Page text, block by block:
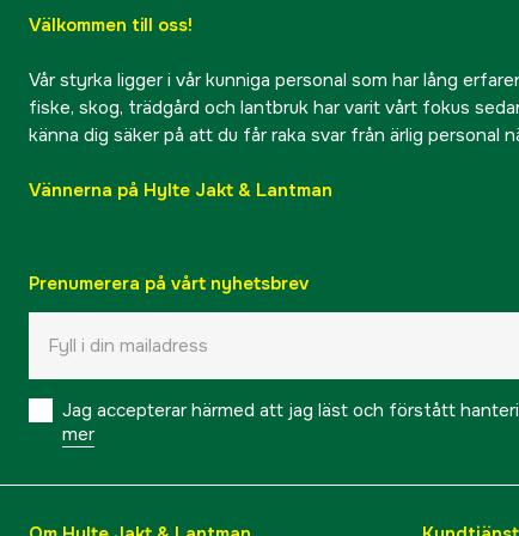
Välkommen till oss!
Vår styrka ligger i vår kunniga personal som har lång
fiske, skog, trädgård och lantbruk har varit vårt fokus
känna dig säker på att du får raka svar från ärlig personal
Vännerna på Hylte Jakt & Lantman
Prenumerera på vårt nyhetsbrev
Jag accepterar härmed att jag läst och förstått
mer